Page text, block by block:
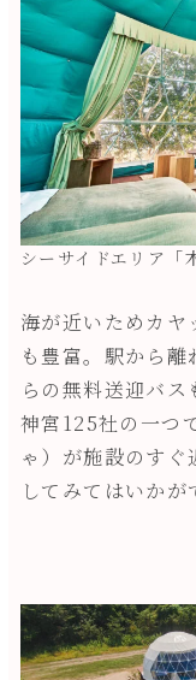
シーサイドエリア「
海が近いためカヤ
も豊富。駅から
らの無料送迎バス
神宮125社の一つ
ゃ）が施設のす
してみてはいかが